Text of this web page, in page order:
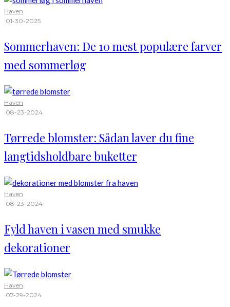
Haven
·01-30-2025
Sommerhaven: De 10 mest populære farver
med sommerløg
Haven
·08-23-2024
Tørrede blomster: Sådan laver du fine
langtidsholdbare buketter
Haven
·08-23-2024
Fyld haven i vasen med smukke
dekorationer
Haven
·07-29-2024